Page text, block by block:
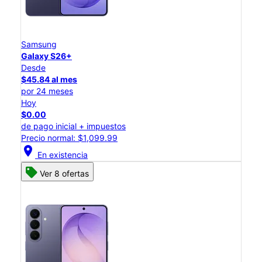
Samsung
Galaxy S26+
Desde
$45.84 al mes
por 24 meses
Hoy
$0.00
de pago inicial + impuestos
Precio normal: $1,099.99
location_on En existencia
Ver 8 ofertas